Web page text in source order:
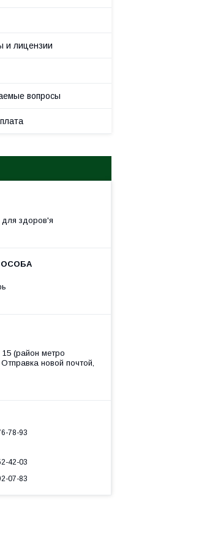
и лицензии
вопросы
для здоров'я
15 (район метро
новой почтой,
78-93
42-03
07-83